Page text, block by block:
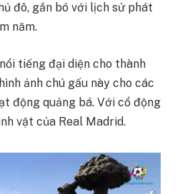
đô, gắn bó với lịch sử phát
năm.
tiếng đại diện cho thành
ảnh chú gấu này cho các
động quảng bá. Với cổ động
vật của Real Madrid.